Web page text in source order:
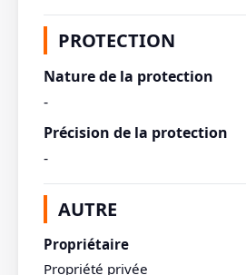
PROTECTION
Nature de la protection
-
Précision de la protection
-
AUTRE
Propriétaire
Propriété privée